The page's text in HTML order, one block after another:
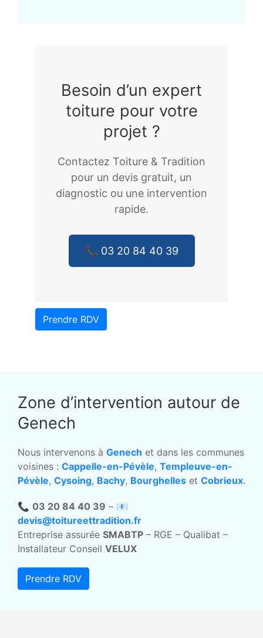
Besoin d’un expert
toiture pour votre
projet ?
Contactez Toiture & Tradition
pour un devis gratuit, un
diagnostic ou une intervention
rapide.
📞 03 20 84 40 39
Prendre RDV
Zone d’intervention autour de
Genech
Nous intervenons à Genech et dans les communes
voisines : Cappelle-en-Pévèle, Templeuve-en-
Pévèle, Cysoing, Bachy, Bourghelles et Cobrieux.
📞 03 20 84 40 39 – 📧
devis@toitureettradition.fr
Entreprise assurée SMABTP – RGE – Qualibat –
Installateur Conseil VELUX
Prendre RDV